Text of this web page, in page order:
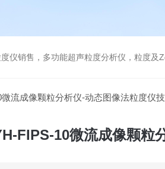
粒度分析仪，粒度及Zeta电位分析仪，超声波粒度仪，澄清度检查
流成像颗粒分析仪-动态图像法粒度仪
FIPS-10微流成像颗粒